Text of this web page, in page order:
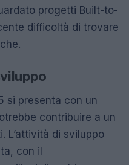
progetti Built-to-
difficoltà di trovare
si presenta con un
contribuire a un
L’attività di sviluppo
con il